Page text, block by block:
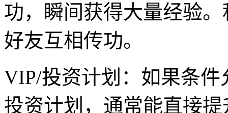
功，瞬间获得大量经验
好友互相传功。
VIP/投资计划：如果条
投资计划，通常能直接